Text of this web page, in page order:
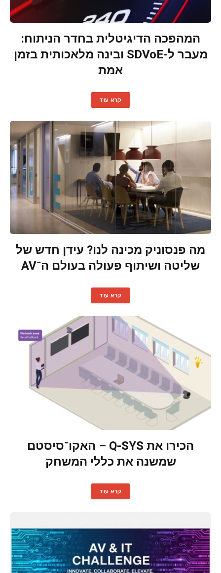
המהפכה הדיגיטלית בחדר הניתוח:
מעבר ל-SDVoE ובינה מלאכותית בזמן
אמת
קרא עוד
מה פנסוניק מכינה לנו? עידן חדש של
שליטה ושיתוף פעולה בעולם ה־AV
קרא עוד
הכירו את Q-SYS – האקו־סיסטם
שמשנה את כללי המשחק
קרא עוד